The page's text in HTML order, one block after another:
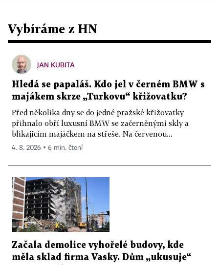
Vybíráme z HN
JAN KUBITA
Hledá se papaláš. Kdo jel v černém BMW s
majákem skrze „Turkovu“ křižovatku?
Před několika dny se do jedné pražské křižovatky
přihnalo obří luxusní BMW se začerněnými skly a
blikajícím majáčkem na střeše. Na červenou...
4. 8. 2026 ▪ 6 min. čtení
Začala demolice vyhořelé budovy, kde
měla sklad firma Vasky. Dům „ukusuje“